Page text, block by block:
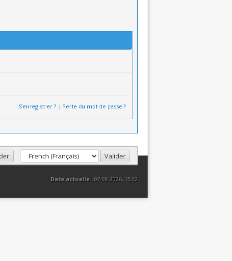
S’enregistrer ? | Perte du mot de passe ?
Date actuelle :07-08-2026, 15:32